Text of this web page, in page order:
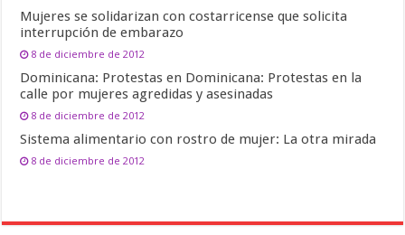
Mujeres se solidarizan con costarricense que solicita
interrupción de embarazo
8 de diciembre de 2012
Dominicana: Protestas en Dominicana: Protestas en la
calle por mujeres agredidas y asesinadas
8 de diciembre de 2012
Sistema alimentario con rostro de mujer: La otra mirada
8 de diciembre de 2012